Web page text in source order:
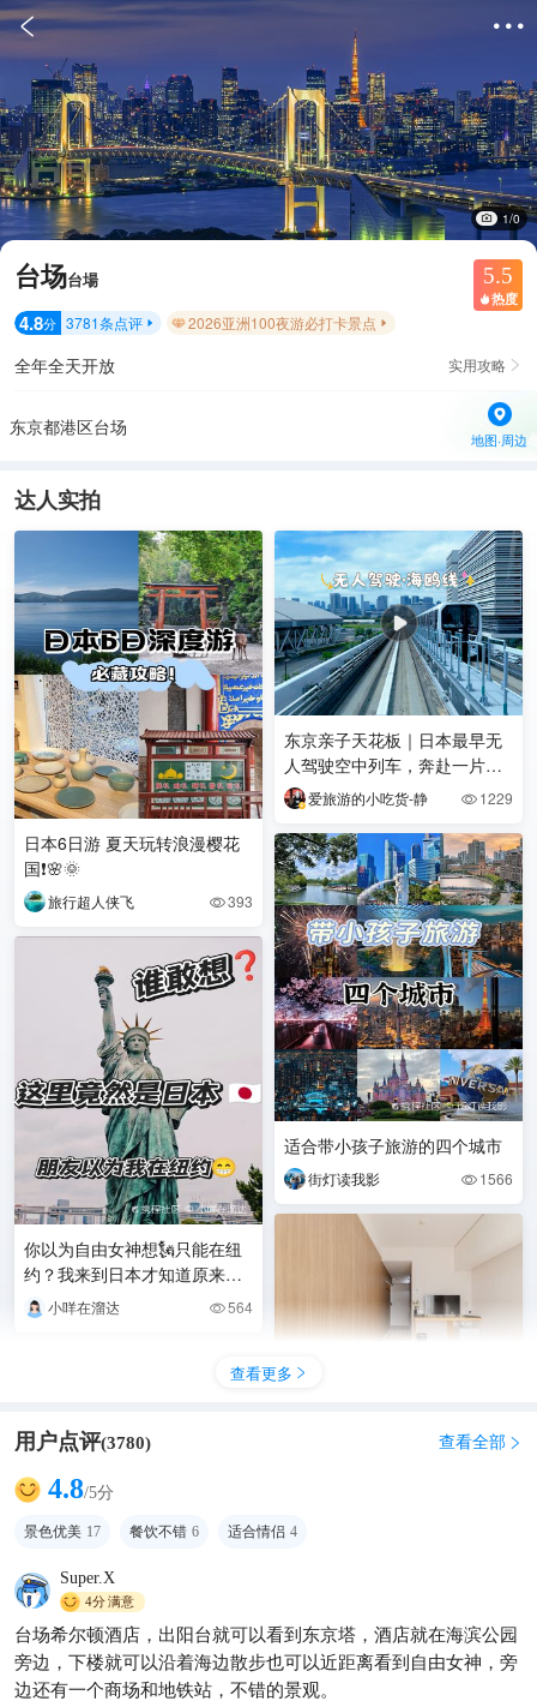
 
1/0
台场台場 5.5
 热度
4.8分 3781条点评  2026亚洲100夜游必打卡景点 
全年全天开放 实用攻略 
东京都港区台场
地图·周边
达人实拍
日本6日游 夏天玩转浪漫樱花
国❗🌸🌞
旅行超人侠飞 393
你以为自由女神想🗽只能在纽
约？我来到日本才知道原来也
有🈶小咩在溜达 564
东京亲子天花板｜日本最早无
人驾驶空中列车，奔赴一片治
愈蔚蓝！
爱旅游的小吃货-静  1229
适合带小孩子旅游的四个城市
街灯读我影  1566
查看更多 
用户点评(3780) 查看全部 
4.8/5分
景色优美 17 餐饮不错 6 适合情侣 4
Super.X
4分满意
台场希尔顿酒店，出阳台就可以看到东京塔，酒店就在海滨公园
旁边，下楼就可以沿着海边散步也可以近距离看到自由女神，旁
边还有一个商场和地铁站，不错的景观。